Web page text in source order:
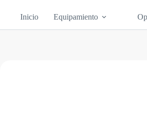
Inicio Equipamiento